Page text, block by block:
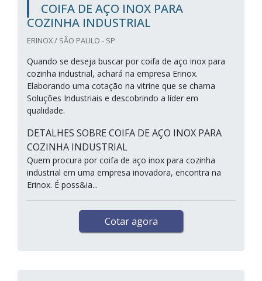
COIFA DE AÇO INOX PARA
COZINHA INDUSTRIAL
ERINOX / SÃO PAULO - SP
Quando se deseja buscar por coifa de aço inox para
cozinha industrial, achará na empresa Erinox.
Elaborando uma cotação na vitrine que se chama
Soluções Industriais e descobrindo a líder em
qualidade.
DETALHES SOBRE COIFA DE AÇO INOX PARA
COZINHA INDUSTRIAL
Quem procura por coifa de aço inox para cozinha
industrial em uma empresa inovadora, encontra na
Erinox. É poss&ia...
Cotar agora